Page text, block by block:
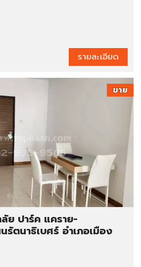
รายละเอียด
ขาย
ย ปาร์ค แคราย-
รัตนาธิเบศร์ อำเภอเมือง